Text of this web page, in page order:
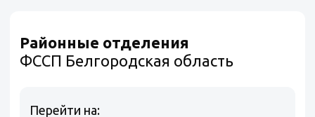
Районные отделения
ФССП Белгородская область
Перейти на: